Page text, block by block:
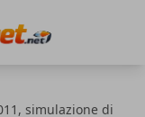
simulazione di